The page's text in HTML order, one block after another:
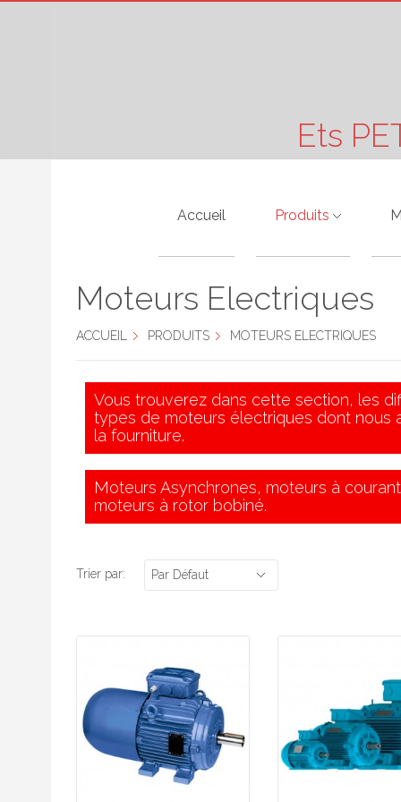
Ets
Accueil Produits
Pompes Hydrauliques
Variateurs
Démarreurs
Moteurs Electriques
ACCUEIL PRODUITS MOTEURS ELECTRIQUES
Vous trouverez dans cette section, les
types de moteurs électriques dont nous
la fourniture.
Moteurs Asynchrones, moteurs à
moteurs à rotor bobiné.
Trier par: Par Défaut